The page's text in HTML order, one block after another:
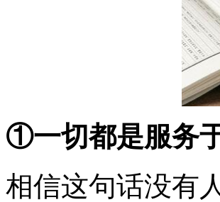
①一切都是服务
相信这句话没有